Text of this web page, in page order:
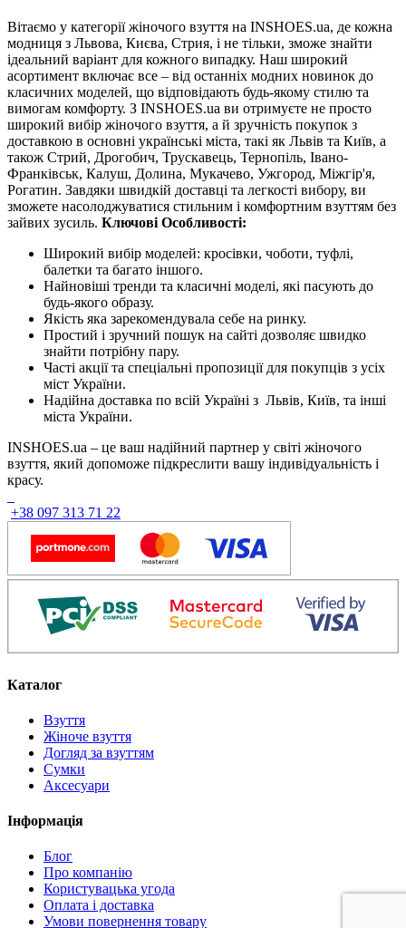
Вітаємо у категорії жіночого взуття на INSHOES.ua, де кожна
модниця з Львова, Києва, Стрия, і не тільки, зможе знайти
ідеальний варіант для кожного випадку. Наш широкий
асортимент включає все – від останніх модних новинок до
класичних моделей, що відповідають будь-якому стилю та
вимогам комфорту. З INSHOES.ua ви отримуєте не просто
широкий вибір жіночого взуття, а й зручність покупок з
доставкою в основні українські міста, такі як Львів та Київ, а
також Стрий, Дрогобич, Трускавець, Тернопіль, Івано-
Франківськ, Калуш, Долина, Мукачево, Ужгород, Міжгір'я,
Рогатин. Завдяки швидкій доставці та легкості вибору, ви
зможете насолоджуватися стильним і комфортним взуттям без
зайвих зусиль. Ключові Особливості:
Широкий вибір моделей: кросівки, чоботи, туфлі,
балетки та багато іншого.
Найновіші тренди та класичні моделі, які пасують до
будь-якого образу.
Якість яка зарекомендувала себе на ринку.
Простий і зручний пошук на сайті дозволяє швидко
знайти потрібну пару.
Часті акції та спеціальні пропозиції для покупців з усіх
міст України.
Надійна доставка по всій Україні з Львів, Київ, та інші
міста України.
INSHOES.ua – це ваш надійний партнер у світі жіночого
взуття, який допоможе підкреслити вашу індивідуальність і
красу.
+38 097 313 71 22
Каталог
Взуття
Жіноче взуття
Догляд за взуттям
Сумки
Аксесуари
Інформація
Блог
Про компанію
Користувацька угода
Оплата і доставка
Умови повернення товару